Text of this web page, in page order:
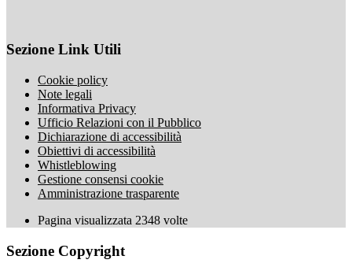
Sezione Link Utili
Cookie policy
Note legali
Informativa Privacy
Ufficio Relazioni con il Pubblico
Dichiarazione di accessibilità
Obiettivi di accessibilità
Whistleblowing
Gestione consensi cookie
Amministrazione trasparente
Pagina visualizzata 2348 volte
Sezione Copyright